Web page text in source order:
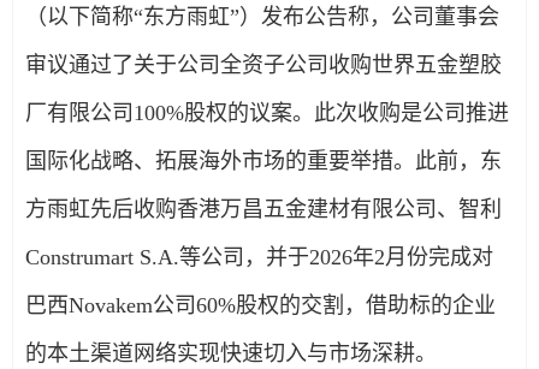
（以下简称“东方雨虹”）发布公告称，公司董事会
审议通过了关于公司全资子公司收购世界五金塑胶
厂有限公司100%股权的议案。此次收购是公司推进
国际化战略、拓展海外市场的重要举措。此前，东
方雨虹先后收购香港万昌五金建材有限公司、智利
Construmart S.A.等公司，并于2026年2月份完成对
巴西Novakem公司60%股权的交割，借助标的企业
的本土渠道网络实现快速切入与市场深耕。